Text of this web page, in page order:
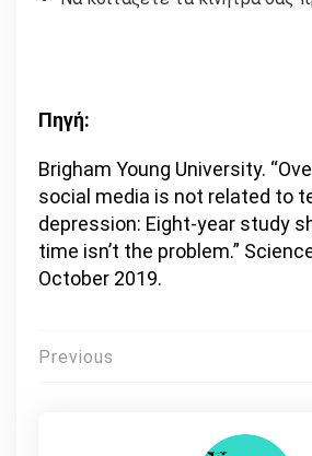
Πηγή:
Brigham Young University.
social media is not related to
depression: Eight-year study
time isn’t the problem.”
October 2019.
Πλοήγηση
Previous